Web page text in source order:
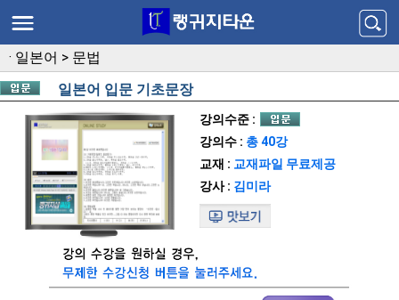
· 일본어 > 문법
일본어 입문 기초문장
강의수준 :
강의수 : 총 40강
교재 : 교재파일 무료제공
강사 : 김미라